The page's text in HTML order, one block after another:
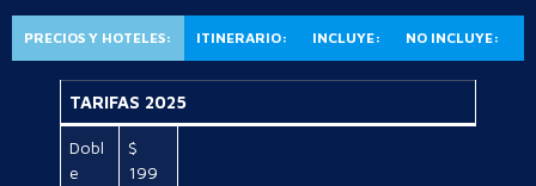
PRECIOS Y HOTELES: ITINERARIO: INCLUYE: NO INCLUYE:
TARIFAS 2025
Dobl
e
$
199